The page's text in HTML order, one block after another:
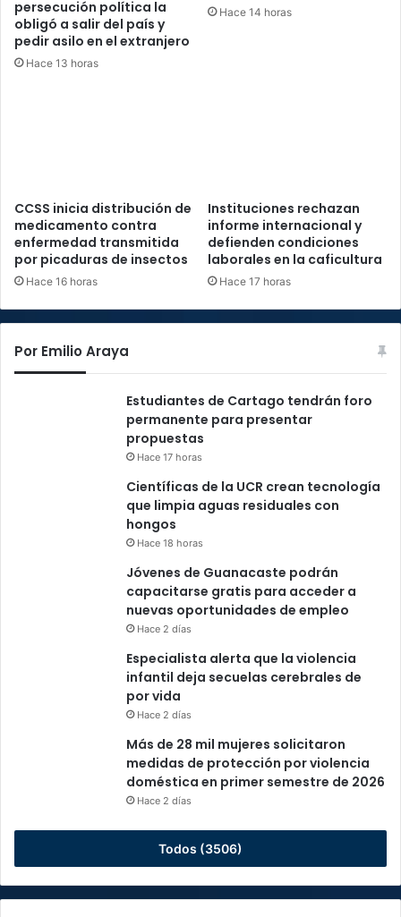
persecución política la
obligó a salir del país y
pedir asilo en el extranjero
Hace 13 horas
Hace 14 horas
CCSS inicia distribución de
medicamento contra
enfermedad transmitida
por picaduras de insectos
Hace 16 horas
Instituciones rechazan
informe internacional y
defienden condiciones
laborales en la caficultura
Hace 17 horas
Por Emilio Araya
Estudiantes de Cartago tendrán foro
permanente para presentar
propuestas
Hace 17 horas
Científicas de la UCR crean tecnología
que limpia aguas residuales con
hongos
Hace 18 horas
Jóvenes de Guanacaste podrán
capacitarse gratis para acceder a
nuevas oportunidades de empleo
Hace 2 días
Especialista alerta que la violencia
infantil deja secuelas cerebrales de
por vida
Hace 2 días
Más de 28 mil mujeres solicitaron
medidas de protección por violencia
doméstica en primer semestre de 2026
Hace 2 días
Todos (3506)